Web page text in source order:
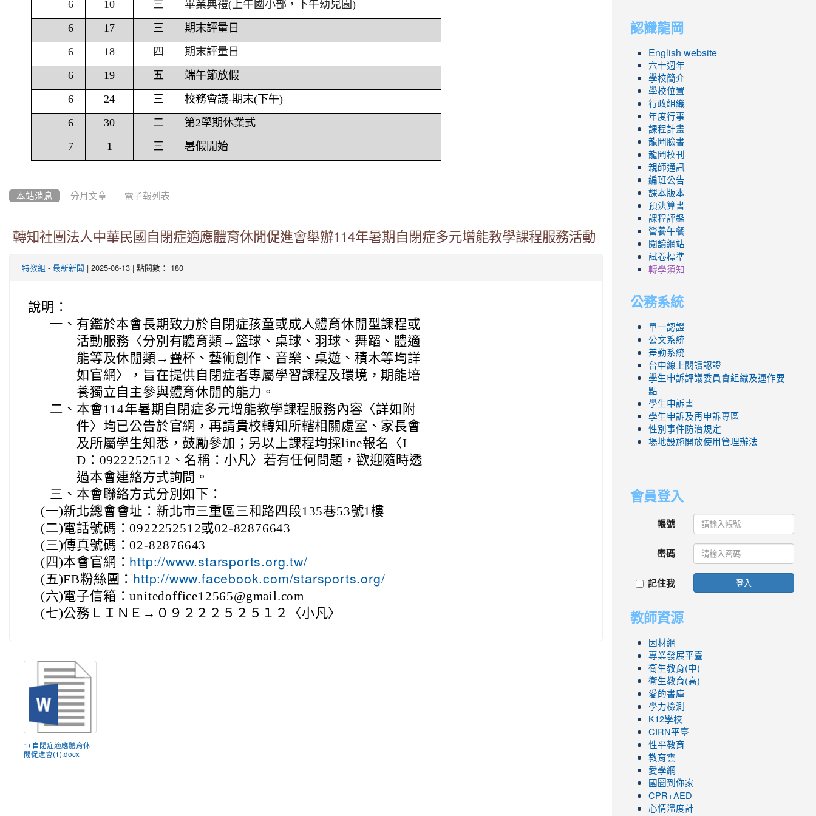
6 10 三
畢業典禮(上午國小部，下午幼兒園)
6
17 三
期末評量日
6
18 四
期末評量日
6
19 五
端午節放假
6
24 三
校務會議-期末(下午)
6
30 二
第2學期休業式
7
1 三 暑假開始
本站消息 分月文章 電子報列表
轉知社團法人中華民國自閉症適應體育休閒促進會舉辦114年暑期自閉症多元增能教學課程服務活動
特教組 - 最新新聞 | 2025-06-13 | 點閱數： 180
說明：
一、 有鑑於本會長期致力於自閉症孩童或成人體育休閒型課程或
活動服務〈分別有體育類→籃球、桌球、羽球、舞蹈、體適
能等及休閒類→疊杯、藝術創作、音樂、桌遊、積木等均詳
如官網〉，旨在提供自閉症者專屬學習課程及環境，期能培
養獨立自主參與體育休閒的能力。
二、 本會114年暑期自閉症多元增能教學課程服務內容〈詳如附
件〉均已公告於官網，再請貴校轉知所轄相關處室、家長會
及所屬學生知悉，鼓勵參加；另以上課程均採line報名〈I
D：0922252512、名稱：小凡〉若有任何問題，歡迎隨時透
過本會連絡方式詢問。
三、 本會聯絡方式分別如下：
(一)新北總會會址：新北市三重區三和路四段135巷53號1樓
(二)電話號碼：0922252512或02-82876643
(三)傳真號碼：02-82876643
(四)本會官網： http://www.starsports.org.tw/
(五)FB粉絲團： http://www.facebook.com/starsports.org/
(六)電子信箱：unitedoffice12565@gmail.com
(七)公務ＬＩＮＥ→０９２２２５２５１２〈小凡〉
1) 自閉症適應體育休
閒促進會(1).docx
認識龍岡
English website
六十週年
學校簡介
學校位置
行政組織
年度行事
課程計畫
龍岡臉書
龍岡校刊
親師通訊
編班公告
課本版本
預決算書
課程評鑑
營養午餐
閱讀網站
試卷標準
轉學須知
公務系統
單一認證
公文系統
差勤系統
台中線上閱讀認證
學生申訴評議委員會組織及運作要
點
學生申訴書
學生申訴及再申訴專區
性別事件防治規定
場地設施開放使用管理辦法
會員登入
帳號
密碼
記住我 登入
教師資源
因材網
專業發展平臺
衛生教育(中)
衛生教育(高)
愛的書庫
學力檢測
K12學校
CIRN平臺
性平教育
教育雲
愛學網
國圖到你家
CPR+AED
心情溫度計